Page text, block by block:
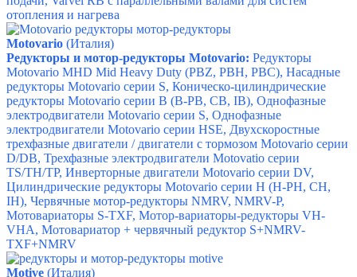
отопления и нагрева
Motovario (Италия)
Редукторы и мотор-редукторы Motovario: Редукторы
Motovario MHD Mid Heavy Duty (PBZ, PBH, PBC), Насадные
редукторы Motovario серии S, Коническо-цилиндрические
редукторы Motovario серии B (B-PB, CB, IB), Однофазные
электродвигатели Motovario серии S, Однофазные
электродвигатели Motovario серии HSE, Двухскоростные
трехфазные двигатели / двигатели с тормозом Motovario серии
D/DB, Трехфазные электродвигатели Motovatio серии
TS/TH/TP, Инверторные двигатели Motovario серии DV,
Цилиндрические редукторы Motovario серии H (H-PH, CH,
IH), Червячные мотор-редукторы NMRV, NMRV-P,
Мотовариаторы S-TXF, Мотор-вариаторы-редукторы VH-
VHA, Мотовариатор + червячный редуктор S+NMRV-
TXF+NMRV
Motive (Италия)